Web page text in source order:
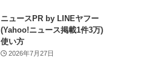
ニュースPR by LINEヤフー
(Yahoo!ニュース掲載1件3万)
使い方
2026年7月27日